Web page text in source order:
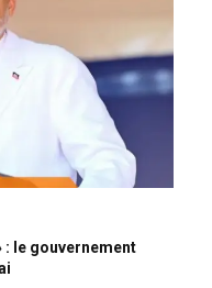
: le gouvernement